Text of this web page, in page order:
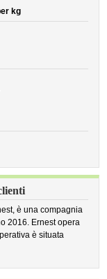
kg
è una compagnia
2016. Ernest opera
è situata